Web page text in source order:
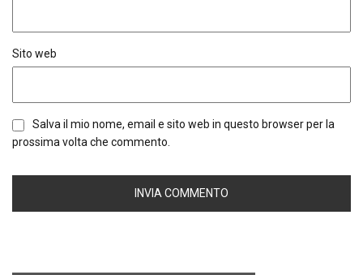
Sito web
Salva il mio nome, email e sito web in questo browser per la
prossima volta che commento.